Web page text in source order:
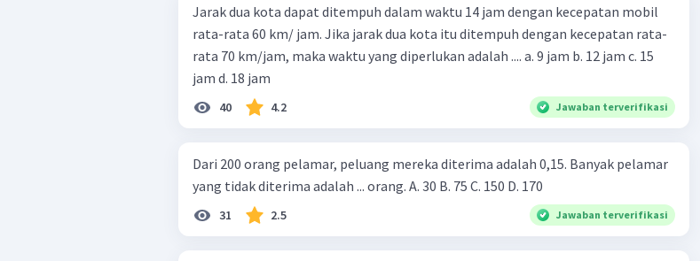
Jarak dua kota dapat ditempuh dalam waktu 14 jam dengan kecepatan mobil
rata-rata 60 km/ jam. Jika jarak dua kota itu ditempuh dengan kecepatan rata-
rata 70 km/jam, maka waktu yang diperlukan adalah .... a. 9 jam b. 12 jam c. 15
jam d. 18 jam
40 4.2 Jawaban terverifikasi
Dari 200 orang pelamar, peluang mereka diterima adalah 0,15. Banyak pelamar
yang tidak diterima adalah ... orang. A. 30 B. 75 C. 150 D. 170
31 2.5 Jawaban terverifikasi